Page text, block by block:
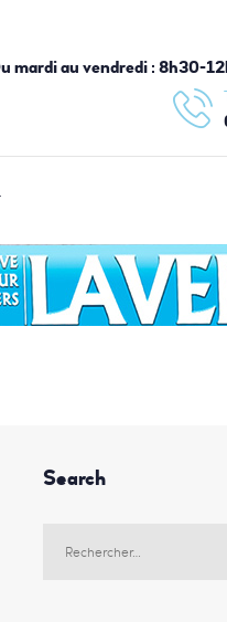
mardi au vendredi : 8h30-
Search